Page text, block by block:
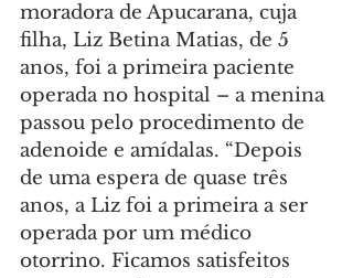
moradora de Apucarana, cuja
filha, Liz Betina Matias, de 5
anos, foi a primeira paciente
operada no hospital – a menina
passou pelo procedimento de
adenoide e amídalas. “Depois
de uma espera de quase três
anos, a Liz foi a primeira a ser
operada por um médico
otorrino. Ficamos satisfeitos